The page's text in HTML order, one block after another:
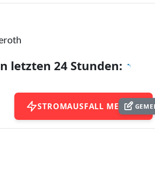
letzten 24 Stunden:
STROMAUSFALL MELDEN